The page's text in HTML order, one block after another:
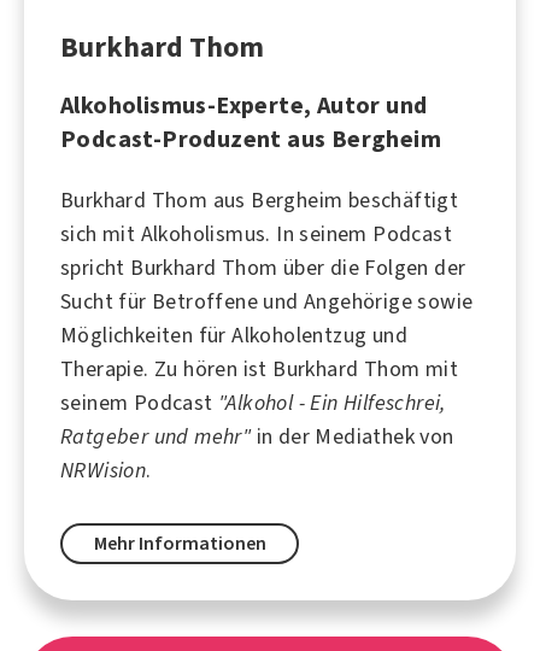
Burkhard Thom
Alkoholismus-Experte, Autor und
Podcast-Produzent aus Bergheim
Burkhard Thom aus Bergheim beschäftigt
sich mit Alkoholismus. In seinem Podcast
spricht Burkhard Thom über die Folgen der
Sucht für Betroffene und Angehörige sowie
Möglichkeiten für Alkoholentzug und
Therapie. Zu hören ist Burkhard Thom mit
seinem Podcast "Alkohol - Ein Hilfeschrei,
Ratgeber und mehr"in der Mediathek von
NRWision.
Mehr Informationen